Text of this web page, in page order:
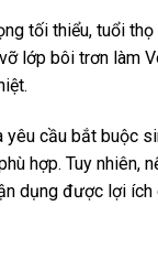
tối thiểu, tuổi
lớp bôi trơn làm
cầu bắt buộc
hợp. Tuy nhiên,
dụng được lợi